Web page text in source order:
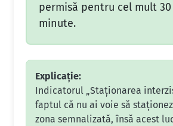
permisă pentru cel mult
minute.
Explicație:
Indicatorul „Staționarea
faptul că nu ai voie să
zona semnalizată, însă acest